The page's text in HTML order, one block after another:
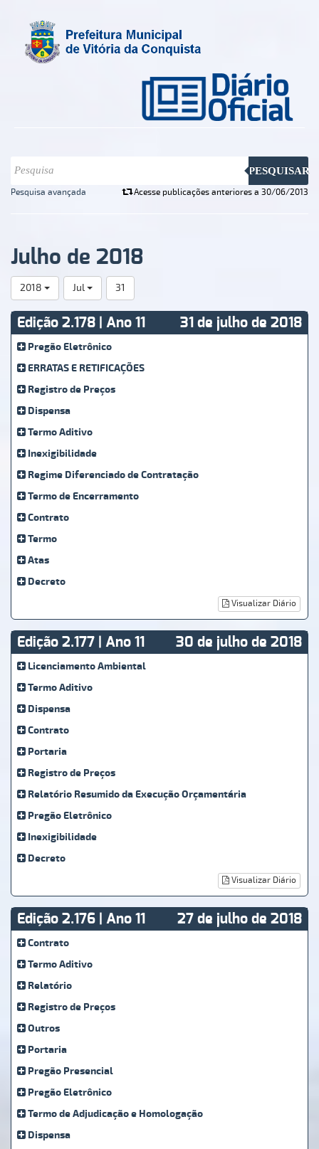
PESQUISAR
Pesquisa avançada Acesse publicações anteriores a 30/06/2013
Julho de 2018
2018 Jul 31
Edição 2.178 | Ano 11 31 de julho de 2018
Pregão Eletrônico
ERRATAS E RETIFICAÇÕES
Registro de Preços
Dispensa
Termo Aditivo
Inexigibilidade
Regime Diferenciado de Contratação
Termo de Encerramento
Contrato
Termo
Atas
Decreto
Visualizar Diário
Edição 2.177 | Ano 11 30 de julho de 2018
Licenciamento Ambiental
Termo Aditivo
Dispensa
Contrato
Portaria
Registro de Preços
Relatório Resumido da Execução Orçamentária
Pregão Eletrônico
Inexigibilidade
Decreto
Visualizar Diário
Edição 2.176 | Ano 11 27 de julho de 2018
Contrato
Termo Aditivo
Relatório
Registro de Preços
Outros
Portaria
Pregão Presencial
Pregão Eletrônico
Termo de Adjudicação e Homologação
Dispensa